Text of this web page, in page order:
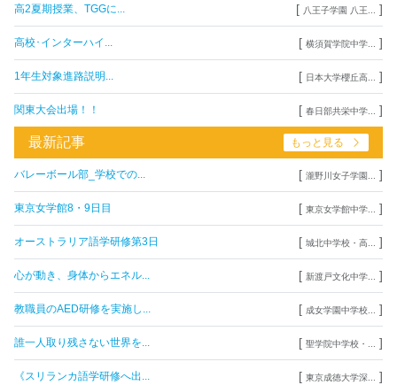
高2夏期授業、TGGに... [ 八王子学園 八王... ]
高校･インターハイ... [ 横須賀学院中学... ]
1年生対象進路説明... [ 日本大学櫻丘高... ]
関東大会出場！！ [ 春日部共栄中学... ]
最新記事 もっと見る
バレーボール部_学校での... [ 瀧野川女子学園... ]
東京女学館8・9日目 [ 東京女学館中学... ]
オーストラリア語学研修第3日 [ 城北中学校・高... ]
心が動き、身体からエネル... [ 新渡戸文化中学... ]
教職員のAED研修を実施し... [ 成女学園中学校... ]
誰一人取り残さない世界を... [ 聖学院中学校・... ]
《スリランカ語学研修へ出... [ 東京成徳大学深... ]